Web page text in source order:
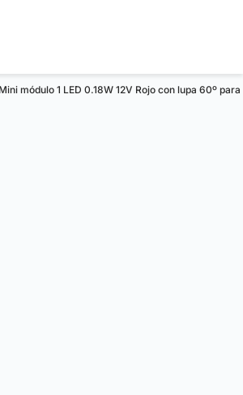
módulo 1 LED 0.18W 12V Rojo con lupa 60º para